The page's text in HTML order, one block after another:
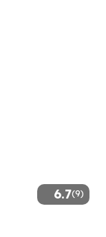
6.7(9)